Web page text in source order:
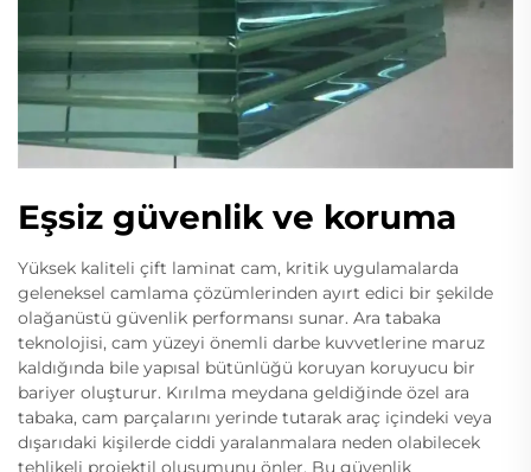
Eşsiz güvenlik ve koruma
Yüksek kaliteli çift laminat cam, kritik uygulamalarda
geleneksel camlama çözümlerinden ayırt edici bir şekilde
olağanüstü güvenlik performansı sunar. Ara tabaka
teknolojisi, cam yüzeyi önemli darbe kuvvetlerine maruz
kaldığında bile yapısal bütünlüğü koruyan koruyucu bir
bariyer oluşturur. Kırılma meydana geldiğinde özel ara
tabaka, cam parçalarını yerinde tutarak araç içindeki veya
dışarıdaki kişilerde ciddi yaralanmalara neden olabilecek
tehlikeli projektil oluşumunu önler. Bu güvenlik